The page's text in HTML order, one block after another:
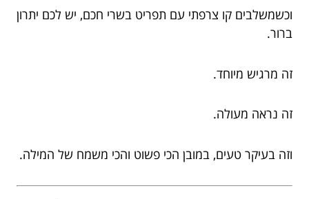
וכשמשלבים קו צרפתי עם תפריט בשרי חכם, יש לכם יתרון
ברור.
זה מרגיש מיוחד.
זה נראה מעולה.
וזה בעיקר טעים, במובן הכי פשוט והכי משמח של המילה.